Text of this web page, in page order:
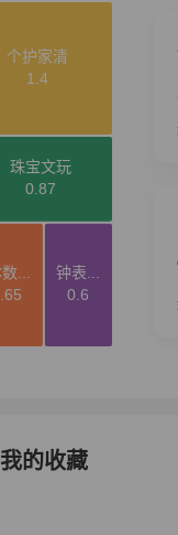
我的收藏